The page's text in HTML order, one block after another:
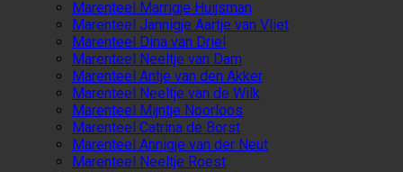
Marenteel Marrigje Huijsman
Marenteel Jannigje Aartje van Vliet
Marenteel Dina van Driel
Marenteel Neeltje van Dam
Marenteel Antje van den Akker
Marenteel Neeltje van de Wilk
Marenteel Mijntje Noorloos
Marenteel Catrina de Borst
Marenteel Annigje van der Neut
Marenteel Neeltje Roest